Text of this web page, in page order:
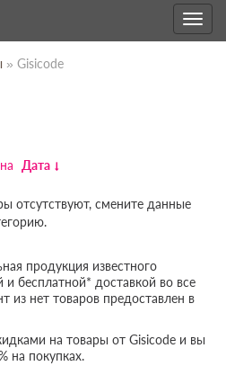
Toggle
» Gisicode
Дата
отсутствуют, смените данные
продукция известного
бесплатной* доставкой во все
из нет товаров предоставлен в
на товары от Gisicode и вы
на покупках.